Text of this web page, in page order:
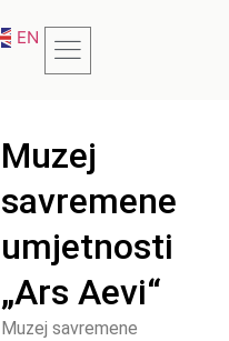
EN
Muzej
savremene
umjetnosti
„Ars Aevi“
Muzej savremene